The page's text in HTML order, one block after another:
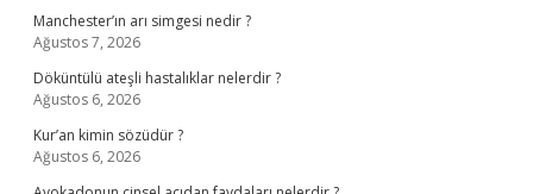
Manchester’ın arı simgesi nedir ?
Ağustos 7, 2026
Döküntülü ateşli hastalıklar nelerdir ?
Ağustos 6, 2026
Kur’an kimin sözüdür ?
Ağustos 6, 2026